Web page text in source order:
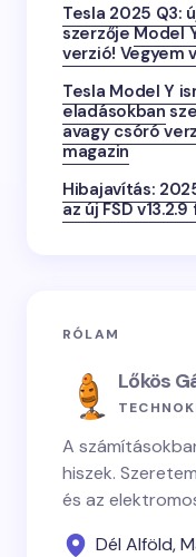
Tesla 2025 Q3:
szerzőjeModel
verzió! Vegyem
Tesla Model Y
eladásokban
avagy csóró
magazin
Hibajavítás:
az új FSD
RÓLAM
Lőkös
A
hiszek.
és az
Dél Alföld,